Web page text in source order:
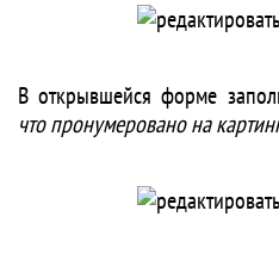
В открывшейся форме
что пронумеровано на